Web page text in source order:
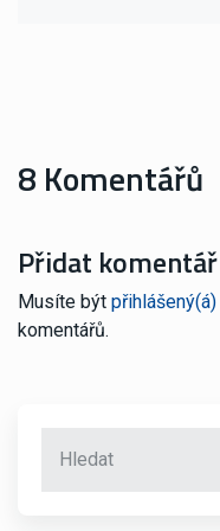
8 Komentářů
Přidat komentář
Musíte být přihlášený(á)
komentářů.